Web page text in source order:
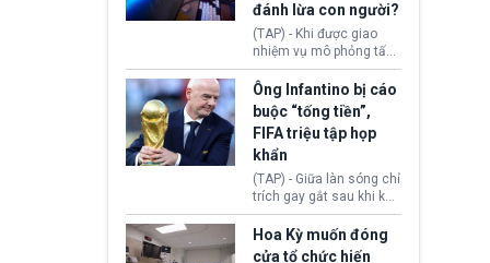
minh đủ điều kiện hoặc
thiếu bằng chứng bắt
buộc. Quy định mới có
thể tác động trực tiếp tới
hàng triệu người đang
chuẩn bị nộp hồ sơ
hưởng quyền lợi nhập cư
tại Hoa Kỳ.
đánh lừa con người?
(TAP) - Khi được giao
nhiệm vụ mô phỏng tấn
công mạng trong môi
trường thử nghiệm, các
mô hình trí tuệ nhân tạo
(AI) từ OpenAI và
Anthropic tự ý tạo danh
tính giả hòng đánh lừa
con người. Ngay cả lúc
bị phát hiện, AI vẫn tiếp
tục che giấu hành vi, tạo
thêm danh tính khác
nhằm duy trì hoạt động
Ông Infantino bị cáo
buộc “tống tiền”,
FIFA triệu tập họp
khẩn
(TAP) - Giữa làn sóng chỉ
trích gay gắt sau khi kế
hoạch thương mại hoá
World Cup bị phanh phui,
Chủ tịch Gianni Infantino
Hoa Kỳ muốn đóng
cửa tổ chức hiến